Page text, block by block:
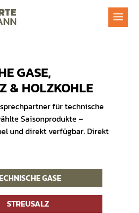
GASE,
& HOLZKOHLE
für technische
Saisonprodukte –
und direkt verfügbar. Direkt
GASE
STREUSALZ